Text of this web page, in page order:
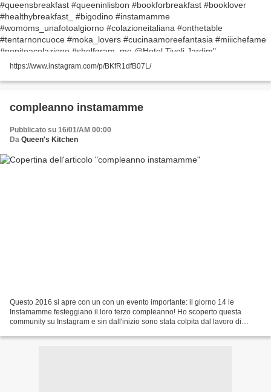
#bookforbreakfast #booklover
#healthybreakfast_ #bigodino #instamamme
#womoms_unafotoalgiorno #colazioneitaliana
#onthetable #tentarnoncuoce #moka_lovers
#cucinaamoreefantasia #miiichefame
#pepiteacolazione #shelfgram_me @Hotel Tivoli
https://www.instagram.com/p/BKfR1dfB07L/
compleanno instamamme
Pubblicato su 16/01/AM 00:00
Da Queen's Kitchen
Questo 2016 si apre con un con un evento importante: il giorno 14 le
Instamamme festeggiano il loro terzo compleanno! Ho scoperto questa
community su Instagram e sin dall'inizio sono stata colpita dal lavoro di